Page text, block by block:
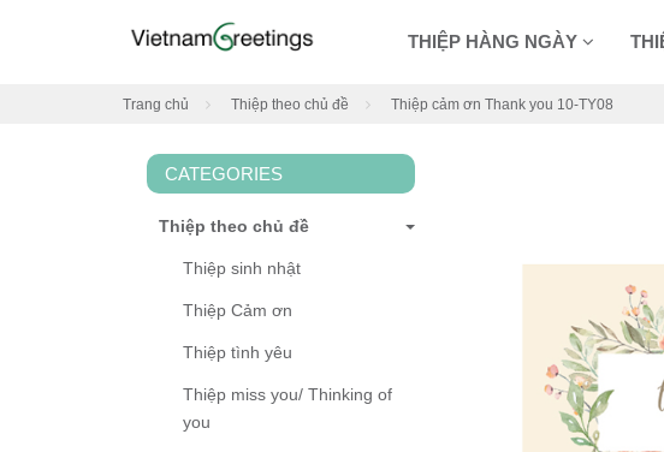
THIỆP HÀNG NGÀY
Trang chủ Thiệp theo chủ đề Thiệp cảm ơn Thank you 10-TY08
CATEGORIES
Thiệp theo chủ đề
Thiệp sinh nhật
Thiệp Cảm ơn
Thiệp tình yêu
Thiệp miss you/ Thinking of
you